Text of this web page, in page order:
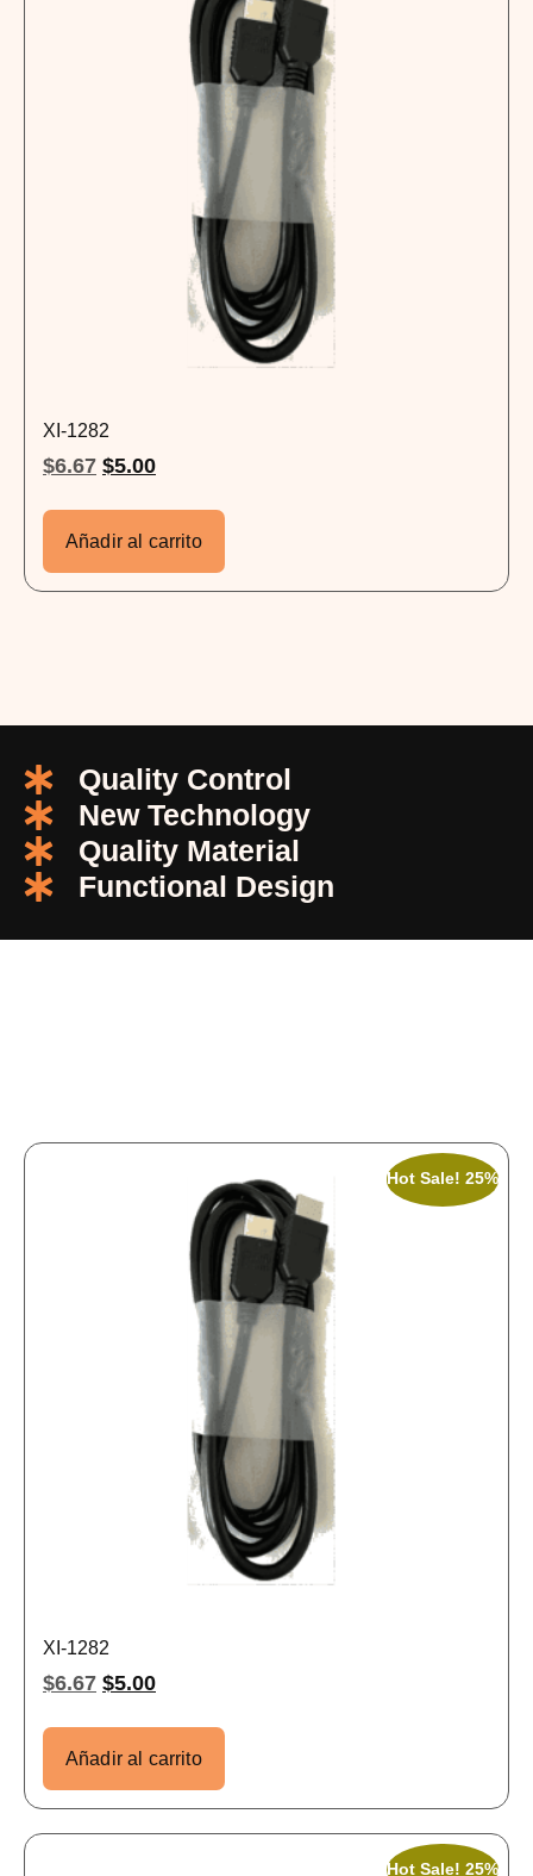
XI-1282
$6.67 $5.00
Añadir al carrito
Quality Control
New Technology
Quality Material
Functional Design
Hot Sale! 25%
XI-1282
$6.67 $5.00
Añadir al carrito
Hot Sale! 25%